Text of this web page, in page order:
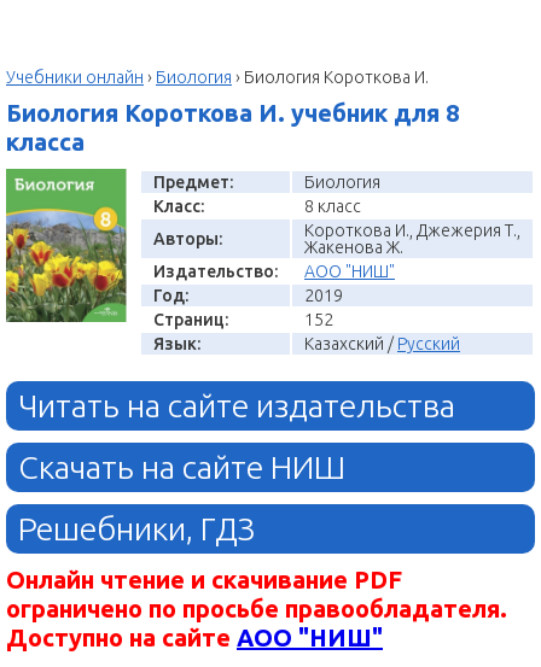
Учебники онлайн › Биология › Биология Короткова И.
Биология Короткова И. учебник для 8
класса
Предмет:
Биология
Класс:
8 класс
Авторы:
Короткова И., Джежерия Т.,
Жакенова Ж.
Издательство:
АОО "НИШ"
Год:
2019
Страниц:
152
Язык:
Казахский / Русский
Читать на сайте издательства
Скачать на сайте НИШ
Решебники, ГДЗ
Онлайн чтение и скачивание PDF
ограничено по просьбе правообладателя.
Доступно на сайте АОО "НИШ"